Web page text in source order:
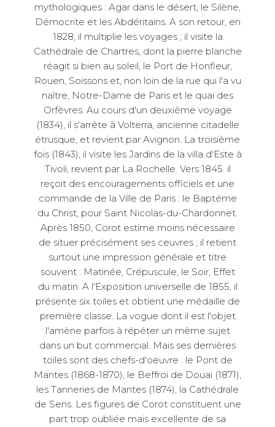
mythologiques : Agar dans le désert, le Silène,
Démocrite et les Abdéritains. A son retour, en
1828, il multiplie les voyages ; il visite la
Cathédrale de Chartres, dont la pierre blanche
réagit si bien au soleil, le Port de Honfleur,
Rouen, Soissons et, non loin de la rue qui l'a vu
naître, Notre-Dame de Paris et le quai des
Orfèvres. Au cours d'un deuxième voyage
(1834), il s'arrête à Volterra, ancienne citadelle
étrusque, et revient par Avignon. La troisième
fois (1843), il visite les Jardins de la villa d'Este à
Tivoli, revient par La Rochelle. Vers 1845. il
reçoit des encouragements officiels et une
commande de la Ville de Paris : le Baptéme
du Christ, pour Saint Nicolas-du-Chardonnet.
Après 1850, Corot estime moins nécessaire
de situer précisément ses ceuvres ; il retient
surtout une impression générale et titre
souvent : Matinée, Crépuscule, le Soir, Effet
du matin. A l'Exposition universelle de 1855, il
présente six toiles et obtient une médaille de
première classe. La vogue dont il est l'objet
l'amène parfois à répéter un même sujet
dans un but commercial. Mais ses dernières
toiles sont des chefs-d'oeuvre : le Pont de
Mantes (1868-1870), le Beffroi de Douai (1871),
les Tanneries de Mantes (1874), la Cathédrale
de Sens. Les figures de Corot constituent une
part trop oubliée mais excellente de sa